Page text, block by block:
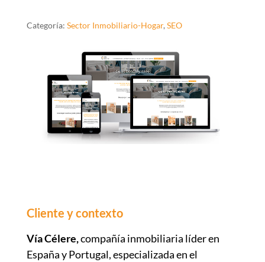
Categoría: Sector Inmobiliario-Hogar, SEO
Cliente y contexto
Vía Célere,compañía inmobiliaria líder en
España y Portugal, especializada en el